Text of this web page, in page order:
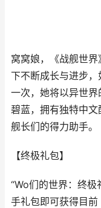
窝窝娘，《战舰世
下不断成长与进步
一次，她将以异世
碧蓝，拥有独特中
舰长们的得力助手。
【终极礼包】
“Wo们的世界：终
手礼包即可获得目